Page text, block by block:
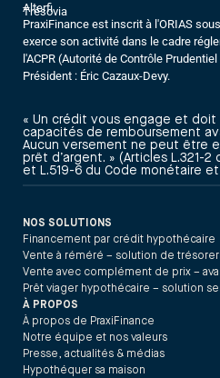
Alterfi
Trésovia
PraxiFinance est inscrit à l'ORIAS
exerce son activité dans le cadre
l'ACPR (Autorité de Contrôle
Président : Éric Cazaux-Devy.
« Un crédit vous engage et
capacités de remboursement
Aucun versement ne peut être
prêt d’argent. » (Articles L.321-
et L.519-6 du Code monétaire
NOS SOLUTIONS
Financement par crédit hypothécaire
Vente à réméré – solution de
Vente avec complément de prix –
Prêt viager hypothécaire – solution
À PROPOS
À propos de PraxiFinance
Notre équipe et nos valeurs
Presse, actualités & médias
Hypothéquer sa maison